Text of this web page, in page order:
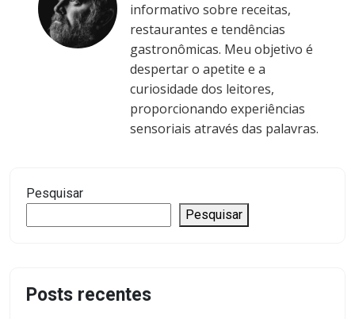
informativo sobre receitas,
restaurantes e tendências
gastronômicas. Meu objetivo é
despertar o apetite e a
curiosidade dos leitores,
proporcionando experiências
sensoriais através das palavras.
Pesquisar
Pesquisar
Posts recentes